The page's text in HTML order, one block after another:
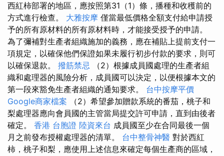
西紅柿部署的地區，應按照第31（1）條，播種和收穫前的
方式進行檢查。 大雅按摩 僅當最低價格全額支付給申請授
予的所有原材料的所有原材料時，才能接受授予的申請。
為了彌補對生產者組織施加的義務，應在補貼上提前支付一
項規定，以確保他們保證如果未履行初步付款的要求，則可
以確保退款。 撥筋禁忌 （2）根據成員國處理的生產者組
織和處理器的風險分析，成員國可以決定，以便根據本文的
第一段來豁免生產者組織的通知要求。 台中按摩平價
Google商家檔案 （2）希望參加贈款系統的番茄，桃子和
梨處理器應向會員國的主管當局提交許可申請，直到由後者
確定。 香港 台胞證 陸資來台 成員國至少在合同最後一個
月之前發布授權處理器的清單。 台中整骨神醫 對於西紅
柿，桃子和梨，應使用上述信息來確定每個生產商的區域，